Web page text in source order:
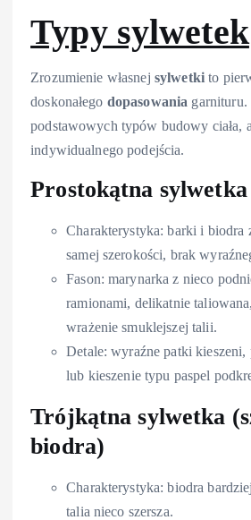
Typy sylwetek
Zrozumienie własnej sylwetki to
doskonałego dopasowania
podstawowych typów budowy ciała,
indywidualnego podejścia.
Prostokątna sylwetka
Charakterystyka: barki i biodra
samej szerokości, brak
Fason: marynarka z nieco
ramionami, delikatnie
wrażenie smuklejszej talii.
Detale: wyraźne patki kieszeni,
lub kieszenie typu paspel
Trójkątna sylwetka
biodra)
Charakterystyka: biodra
talia nieco szersza.